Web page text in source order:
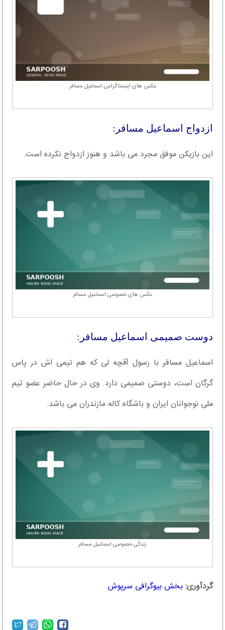
عکس های اینستاگرامی اسماعیل مسافر
ازدواج اسماعیل مسافر:
این بازیکن موفق مجرد می باشد و هنوز ازدواج نکرده است.
عکس های خصوصی اسماعیل مسافر
دوست صمیمی اسماعیل مسافر:
اسماعیل مسافر با رسول آقچه لی که هم تیمی اش در پاس
گرگان است، دوستی صمیمی دارد. وی در حال حاضر عضو تیم
ملی نوجوانان ایران و باشگاه کاله مازندران می‌ باشد.
زندگی خصوصی اسماعیل مسافر
گردآوری:بخش بیوگرافی سرپوش